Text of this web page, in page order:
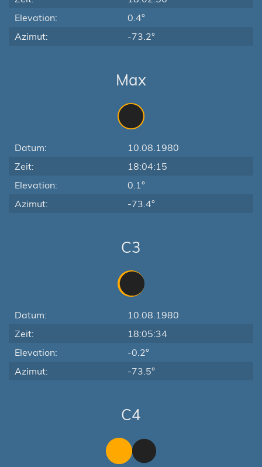
Elevation:
0.4°
Azimut:
-73.2°
Max
Datum:
10.08.1980
Zeit:
18:04:15
Elevation:
0.1°
Azimut:
-73.4°
C3
Datum:
10.08.1980
Zeit:
18:05:34
Elevation:
-0.2°
Azimut:
-73.5°
C4